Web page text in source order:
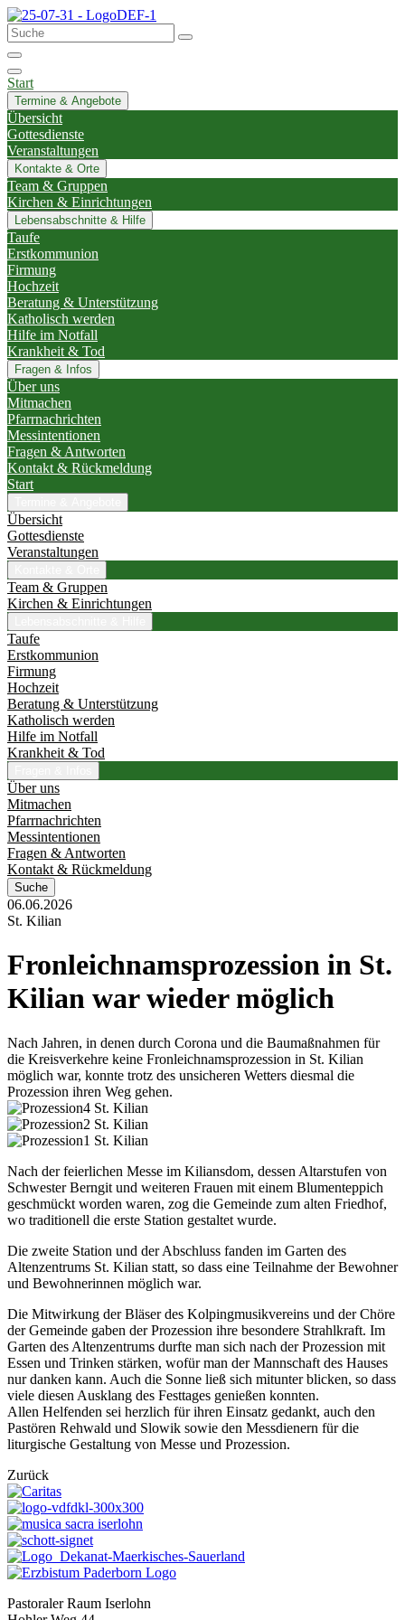
Start
Termine & Angebote
Übersicht
Gottesdienste
Veranstaltungen
Kontakte & Orte
Team & Gruppen
Kirchen & Einrichtungen
Lebensabschnitte & Hilfe
Taufe
Erstkommunion
Firmung
Hochzeit
Beratung & Unterstützung
Katholisch werden
Hilfe im Notfall
Krankheit & Tod
Fragen & Infos
Über uns
Mitmachen
Pfarrnachrichten
Messintentionen
Fragen & Antworten
Kontakt & Rückmeldung
Start
Übersicht
Gottesdienste
Veranstaltungen
Team & Gruppen
Kirchen & Einrichtungen
Taufe
Erstkommunion
Firmung
Hochzeit
Beratung & Unterstützung
Katholisch werden
Hilfe im Notfall
Krankheit & Tod
Über uns
Mitmachen
Pfarrnachrichten
Messintentionen
Fragen & Antworten
Kontakt & Rückmeldung
Suche
06.06.2026
St. Kilian
Fronleichnamsprozession in St.
Kilian warwiedermöglich
Nach Jahren, in denen durch Corona und die Baumaßnahmen für
die Kreisverkehre keine Fronleichnamsprozession in St. Kilian
möglich war, konnte trotz des unsicheren Wetters diesmal die
Prozession ihren Weg gehen.
Nach der feierlichen Messe im Kiliansdom, dessen Altarstufen von
Schwester Berngit und weiteren Frauen mit einem Blumenteppich
geschmückt worden waren, zog die Gemeinde zum alten Friedhof,
wo traditionell die erste Station gestaltet wurde.
Die zweite Station und der Abschluss fanden im Garten des
Altenzentrums St. Kilian statt, so dass eine Teilnahme der Bewohner
und Bewohnerinnen möglich war.
Die Mitwirkung der Bläser des Kolpingmusikvereins und der Chöre
der Gemeinde gaben der Prozession ihre besondere Strahlkraft. Im
Garten des Altenzentrums durfte man sich nach der Prozession mit
Essen und Trinken stärken, wofür man der Mannschaft des Hauses
nur danken kann. Auch die Sonne ließ sich mitunter blicken, so dass
viele diesen Ausklang des Festtages genießen konnten.
Allen Helfenden sei herzlich für ihren Einsatz gedankt, auch den
Pastören Rehwald und Slowik sowie den Messdienern für die
liturgische Gestaltung von Messe und Prozession.
Zurück
Pastoraler Raum Iserlohn